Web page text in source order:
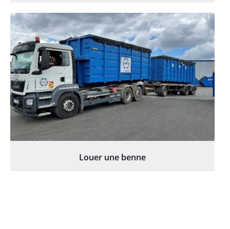
Louer une benne